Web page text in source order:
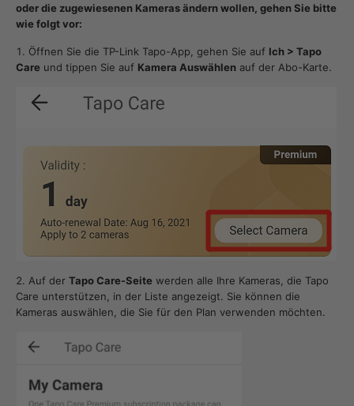
oder die zugewiesenen Kameras ändern wollen, gehen Sie bitte
wie folgt vor:
Öffnen Sie die TP-Link Tapo-App, gehen Sie auf Ich > Tapo
Care und tippen Sie auf Kamera Auswählen auf der Abo-Karte.
Auf der Tapo Care-Seite werden alle Ihre Kameras, die Tapo
Care unterstützen, in der Liste angezeigt. Sie können die
Kameras auswählen, die Sie für den Plan verwenden möchten.